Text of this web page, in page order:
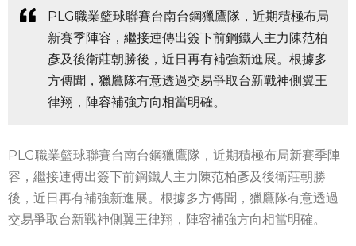
PLG職業籃球聯賽台南台鋼獵鷹隊，近期積極布局
新賽季陣容，繼接連傳出簽下前鋼鐵人主力陳范柏
彥及後衛莊朝勝後，近日再有補強新進展。根據多
方傳聞，獵鷹隊有意透過交易爭取台新戰神側翼王
律翔，陣容補強方向相當明確。
PLG職業籃球聯賽台南台鋼獵鷹隊，近期積極布局新賽季陣
容，繼接連傳出簽下前鋼鐵人主力陳范柏彥及後衛莊朝勝
後，近日再有補強新進展。根據多方傳聞，獵鷹隊有意透過
交易爭取台新戰神側翼王律翔，陣容補強方向相當明確。